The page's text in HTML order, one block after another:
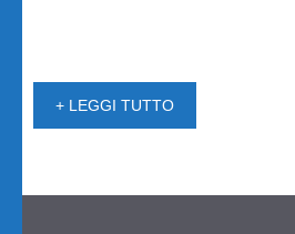
+ LEGGI TUTTO